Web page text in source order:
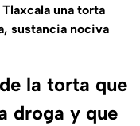
una torta
sustancia nociva
la torta que
droga y que